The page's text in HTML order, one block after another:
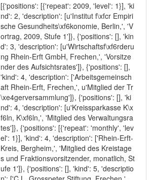
[{'positions': [{'repeat': 2009, 'level': 1}], 'ki
nd': 2, 'description': [u'Institut f\xfcr Empiri
sche Gesundheits\xf6konomie, Berlin,', 'V
ortrag, 2009, Stufe 1']}, {'positions': [], 'kin
d': 3, 'description': [u'Wirtschaftsf\xf6rderu
ng Rhein-Erft GmbH, Frechen,', 'Vorsitze
nder des Aufsichtsrates']}, {'positions': [],
'kind': 4, 'description': ['Arbeitsgemeinsch
aft Rhein-Erft, Frechen,', u'Mitglied der Tr
\xe4gerversammlung']}, {'positions': [], 'ki
nd': 4, 'description': [u'Kreissparkasse K\x
f6ln, K\xf6ln,', 'Mitglied des Verwaltungsra
tes']}, {'positions': [{'repeat': 'monthly', 'lev
el': 1}], 'kind': 4, 'description': ['Rhein-Erft-
Kreis, Bergheim,', 'Mitglied des Kreistage
s und Fraktionsvorsitzender, monatlich, St
ufe 1']}, {'positions': [], 'kind': 5, 'descriptio